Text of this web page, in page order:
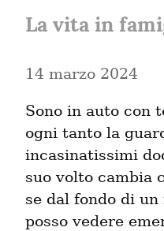
La vita in
14 marzo 2024
Sono in auto con
ogni tanto la
incasinatissimi
suo volto cambia
se dal fondo di
posso vedere